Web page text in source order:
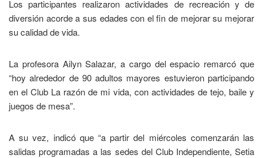
Los participantes realizaron actividades de recreación y de
diversión acorde a sus edades con el fin de mejorar su mejorar
su calidad de vida.
La profesora Ailyn Salazar, a cargo del espacio remarcó que
“hoy alrededor de 90 adultos mayores estuvieron participando
en el Club La razón de mi vida, con actividades de tejo, baile y
juegos de mesa”.
A su vez, indicó que “a partir del miércoles comenzarán las
salidas programadas a las sedes del Club Independiente, Setia